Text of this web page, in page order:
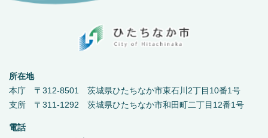
所在地
本庁 〒312-8501 茨城県ひたちなか市東石川2丁目10番1号
支所 〒311-1292 茨城県ひたちなか市和田町二丁目12番1号
電話